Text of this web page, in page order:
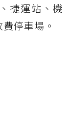
捷運站、機
停車場。